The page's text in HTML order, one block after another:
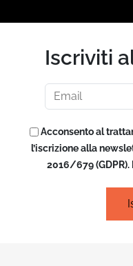
Iscriviti
Acconsento al
l’iscrizione alla
2016/679